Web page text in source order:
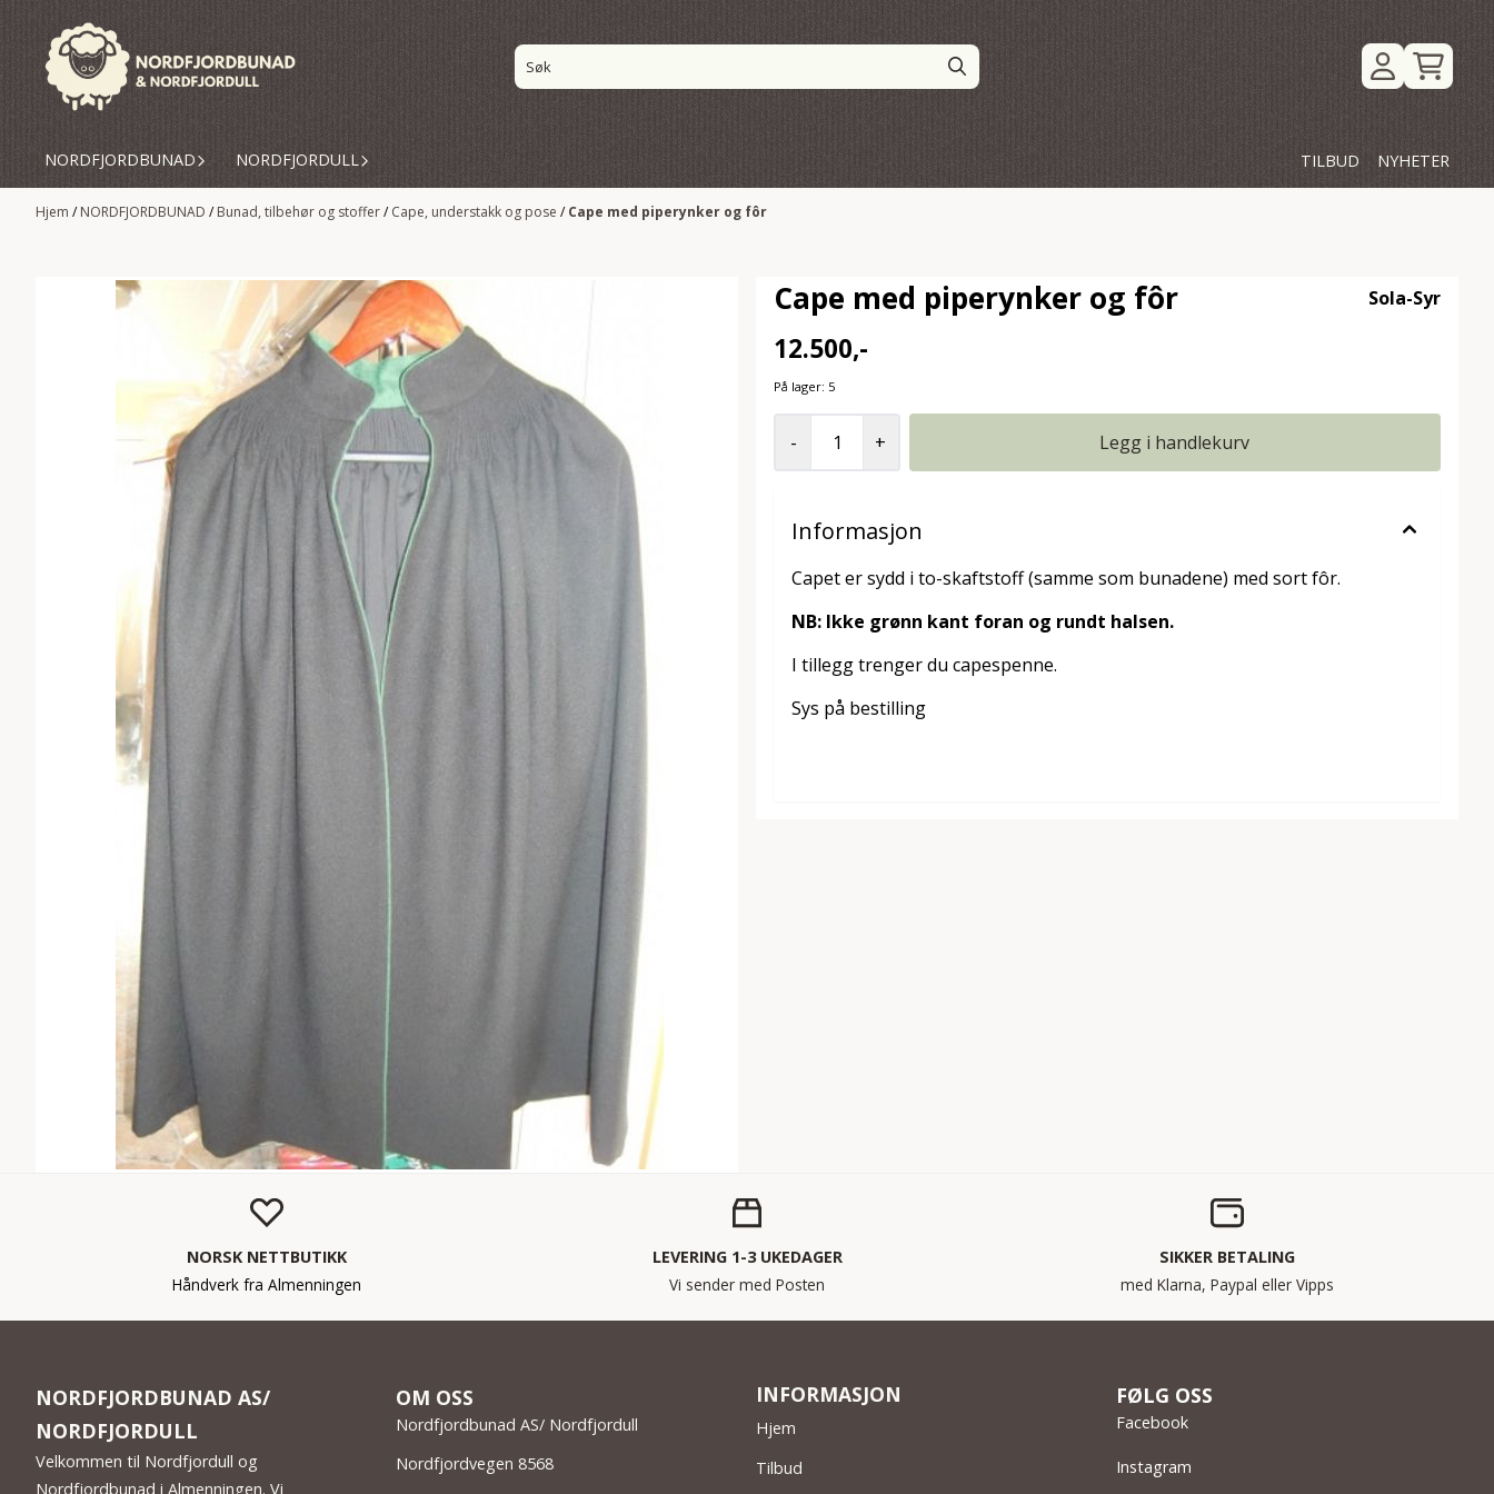
Hopp til innhold
NORDFJORDBUNAD NORDFJORDULL TILBUD NYHETER
Hjem /NORDFJORDBUNAD /Bunad, tilbehør og stoffer/Cape, understakk og pose /Cape med piperynker og fôr
Cape med piperynker og fôr Sola-Syr
12.500,-
På lager: 5
- + Legg i handlekurv
Informasjon
Capet er sydd i to-skaftstoff (samme som bunadene) med sort fôr.
NB: Ikke grønn kant foran og rundt halsen.
I tillegg trenger du capespenne.
Sys på bestilling
NORSK NETTBUTIKK
Håndverk fra Almenningen
LEVERING 1-3 UKEDAGER
Vi sender med Posten
SIKKER BETALING
med Klarna, Paypal eller Vipps
NORDFJORDBUNAD AS/
NORDFJORDULL
Velkommen til Nordfjordull og
Nordfjordbunad i Almenningen. Vi
OM OSS
Nordfjordbunad AS/ Nordfjordull
Nordfjordvegen 8568
INFORMASJON
Hjem
Tilbud
FØLG OSS
Facebook
Instagram